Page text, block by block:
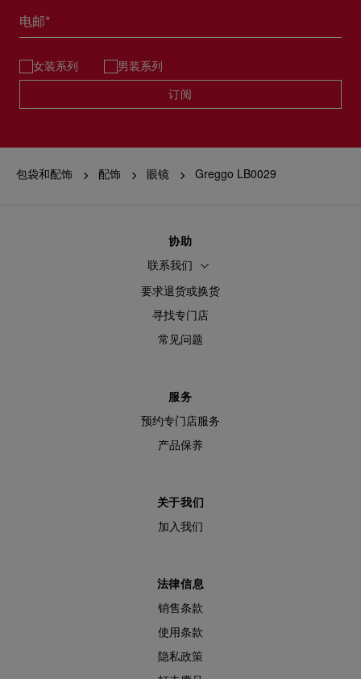
电邮*
女装系列 男装系列
订阅
包袋和配饰 配饰 眼镜 Greggo LB0029
协助
联系我们
要求退货或换货
寻找专门店
常见问题
服务
预约专门店服务
产品保养
关于我们
加入我们
法律信息
销售条款
使用条款
隐私政策